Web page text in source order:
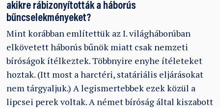
akikre rábizonyították a háborús
bűncselekményeket?
Mint korábban említettük az I. világháborúban
elkövetett háborús bűnök miatt csak nemzeti
bíróságok ítélkeztek. Többnyire enyhe ítéleteket
hoztak. (Itt most a harctéri, statáriális eljárásokat
nem tárgyaljuk.) A legismertebbek ezek közül a
lipcsei perek voltak. A német bíróság által kiszabott